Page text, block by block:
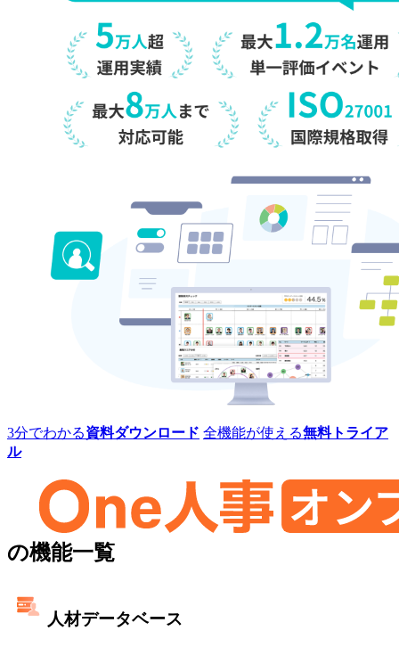
人
レ
ン
ト
マ
ネ
ン
3分でわかる資料ダウンロード 全機能が使える無料トライア
ル
One
事
の機能一覧
人材データベース